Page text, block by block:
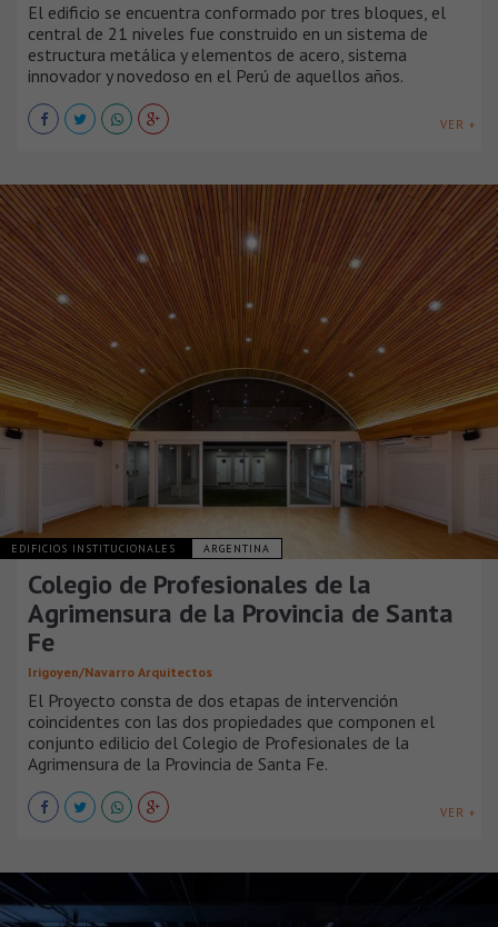
El edificio se encuentra conformado por tres bloques, el
central de 21 niveles fue construido en un sistema de
estructura metálica y elementos de acero, sistema
innovador y novedoso en el Perú de aquellos años.
VER +
EDIFICIOS INSTITUCIONALES ARGENTINA
Colegio de Profesionales de la
Agrimensura de la Provincia de Santa
Fe
Irigoyen/Navarro Arquitectos
El Proyecto consta de dos etapas de intervención
coincidentes con las dos propiedades que componen el
conjunto edilicio del Colegio de Profesionales de la
Agrimensura de la Provincia de Santa Fe.
VER +